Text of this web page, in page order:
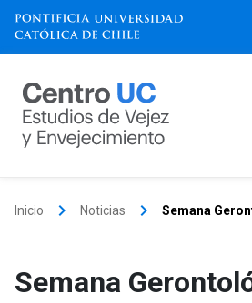
Skip
content
Inicio keyboard_arrow_right Noticias keyboard_arrow_right Semana
Semana